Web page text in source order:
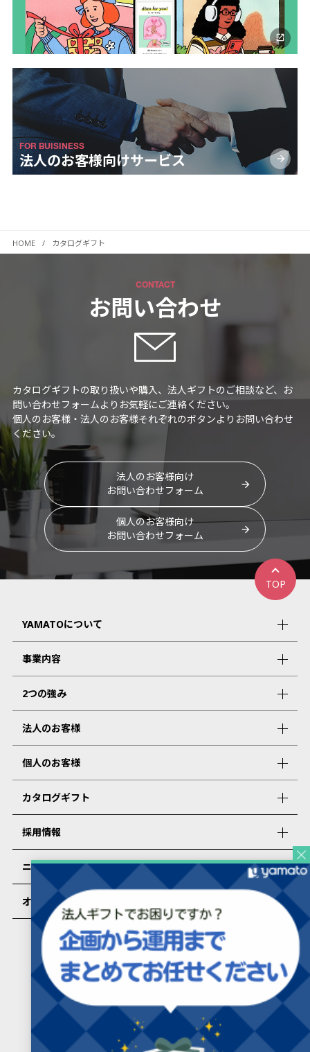
FOR BUISINESS
法人のお客様向けサービス
HOME カタログギフト
CONTACT
お問い合わせ
カタログギフトの取り扱いや購入、法人ギフトのご相談など、お
問い合わせフォームよりお気軽にご連絡ください。
個人のお客様・法人のお客様それぞれのボタンよりお問い合わせ
ください。
法人のお客様向け
お問い合わせフォーム
個人のお客様向け
お問い合わせフォーム
TOP
YAMATOについて
事業内容
2つの強み
法人のお客様
個人のお客様
カタログギフト
採用情報
ニュース
オンラインショップ
PRESENTERS ROOMについて
カタログギフトを受け取った方向け
よくあるご質問